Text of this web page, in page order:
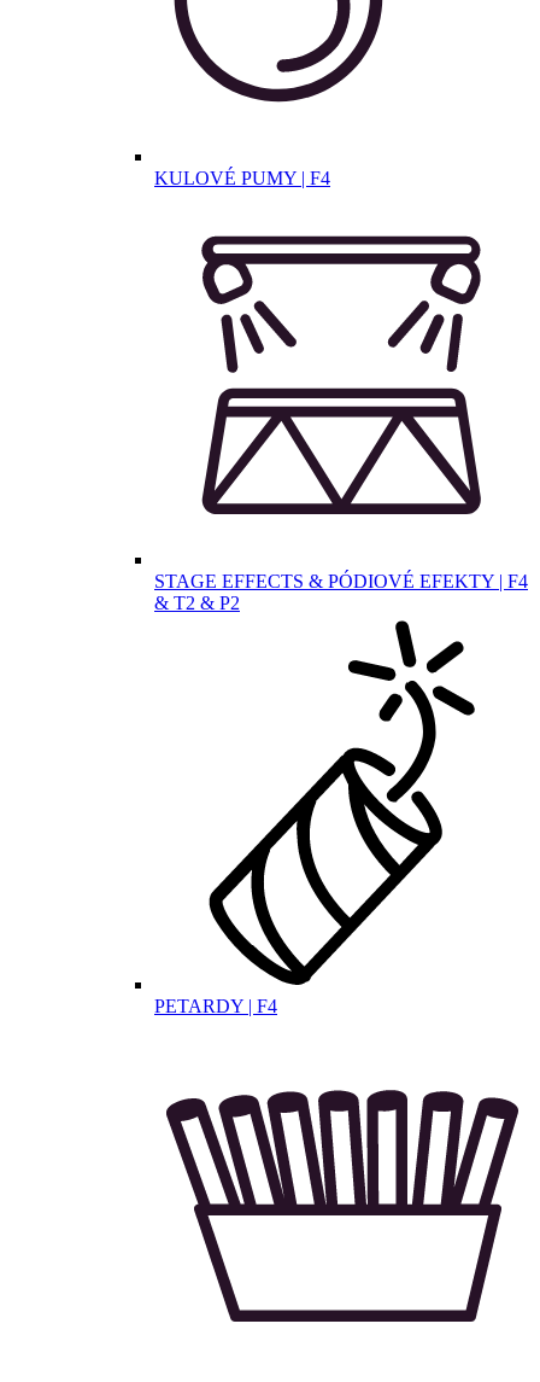
KULOVÉ PUMY | F4
STAGE EFFECTS & PÓDIOVÉ EFEKTY | F4
& T2 & P2
PETARDY | F4